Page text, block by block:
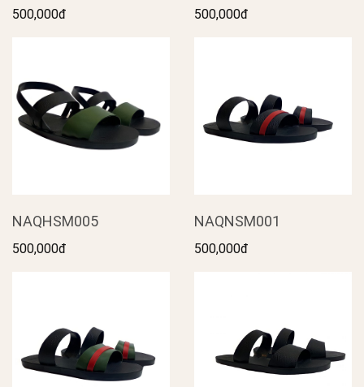
500,000đ 500,000đ
NAQHSM005
500,000đ
NAQNSM001
500,000đ